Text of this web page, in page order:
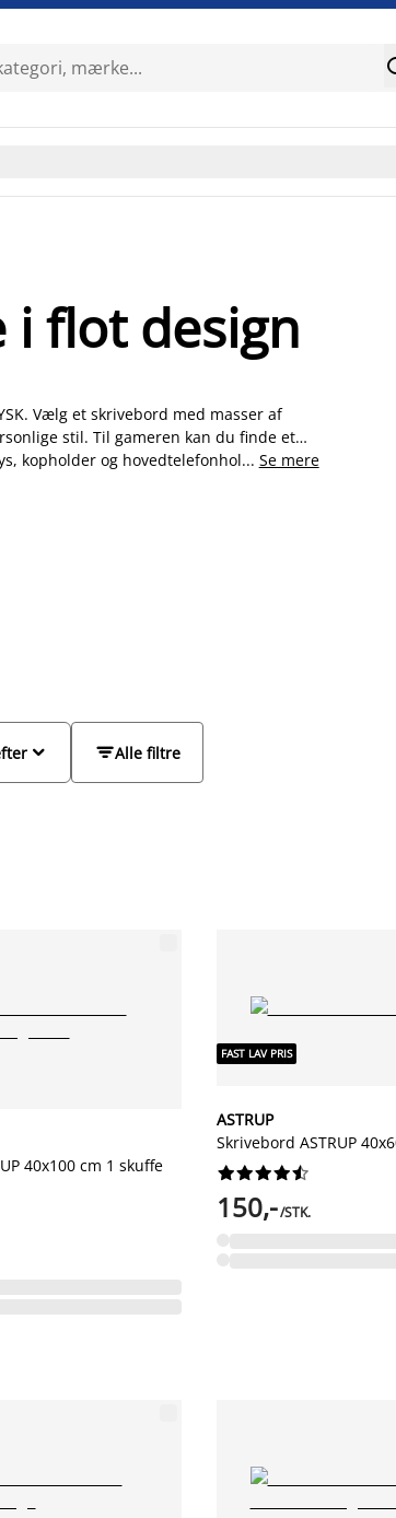
i flot design
Vælg et skrivebord med masser af
stil. Til gameren kan du finde et
kopholder og hovedtelefonholder. Har
... Se mere
Alle filtre

40x100 cm 1 skuffe
FAST LAV PRIS
ASTRUP
Skrivebord ASTRUP






150,-/STK.